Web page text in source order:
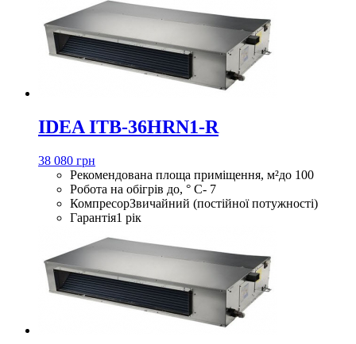
IDEA ITB-36HRN1-R
38 080 грн
Рекомендована площа приміщення, м²до 100
Робота на обігрів до, ° С- 7
КомпресорЗвичайний (постійної потужності)
Гарантія1 рік